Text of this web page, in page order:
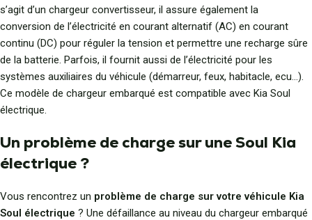
s’agit d’un chargeur convertisseur, il assure également la
conversion de l’électricité en courant alternatif (AC) en courant
continu (DC) pour réguler la tension et permettre une recharge sûre
de la batterie. Parfois, il fournit aussi de l’électricité pour les
systèmes auxiliaires du véhicule (démarreur, feux, habitacle, ecu…).
Ce modèle de chargeur embarqué est compatible avec Kia Soul
électrique.
Un problème de charge sur une Soul Kia
électrique ?
Vous rencontrez un problème de charge sur votre véhicule Kia
Soul électrique ? Une défaillance au niveau du chargeur embarqué